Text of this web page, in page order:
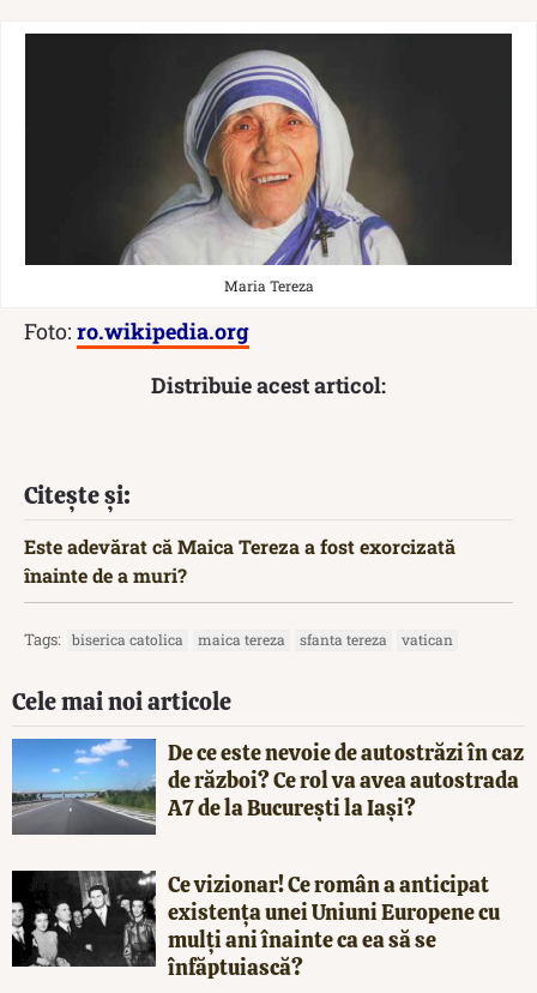
Maria Tereza
Foto: ro.wikipedia.org
Distribuie acest articol:
Citește și:
Este adevărat că Maica Tereza a fost exorcizată
înainte de a muri?
Tags: biserica catolica maica tereza sfanta tereza vatican
Cele mai noi articole
De ce este nevoie de autostrăzi în caz
de război? Ce rol va avea autostrada
A7 de la București la Iași?
Ce vizionar! Ce român a anticipat
existența unei Uniuni Europene cu
mulți ani înainte ca ea să se
înfăptuiască?